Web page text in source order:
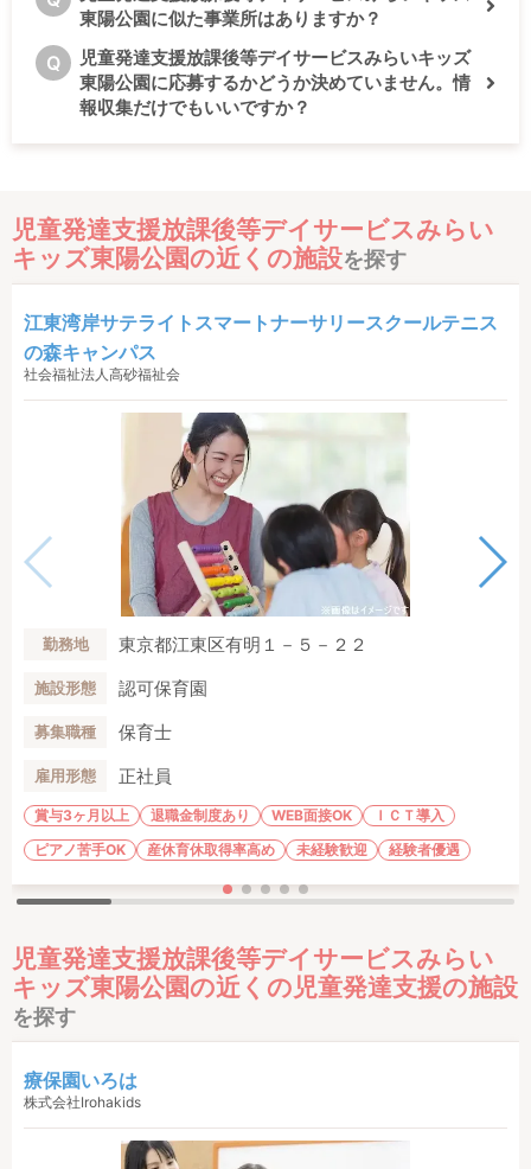
東陽公園に似た事業所はありますか？
Q
児童発達支援放課後等デイサービスみらいキッズ
東陽公園に応募するかどうか決めていません。情
報収集だけでもいいですか？
児童発達支援放課後等デイサービスみらい
キッズ東陽公園の近くの施設を探す
江東湾岸サテライトスマートナーサリースクールテニス
の森キャンパス
社会福祉法人高砂福祉会
勤務地 東京都江東区有明１－５－２２
施設形態 認可保育園
募集職種 保育士
雇用形態 正社員
賞与3ヶ月以上 退職金制度あり WEB面接OK
ＩＣＴ導入
ピアノ苦手OK
産休育休取得率高め 未経験歓迎 経験者優遇
児童発達支援放課後等デイサービスみらい
キッズ東陽公園の近くの児童発達支援の施設
を探す
療保園いろは
株式会社Irohakids